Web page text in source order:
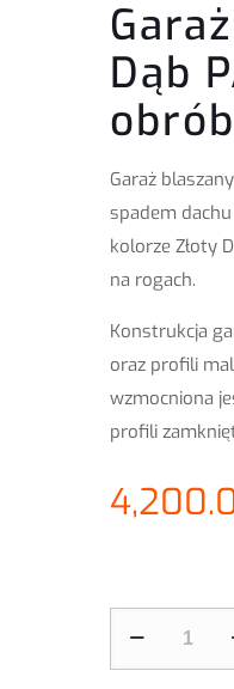
Dąb
Garaż blaszany
spadem
kolorze Złoty
na rogach.
Konstrukcja
oraz profili
wzmocniona
profili